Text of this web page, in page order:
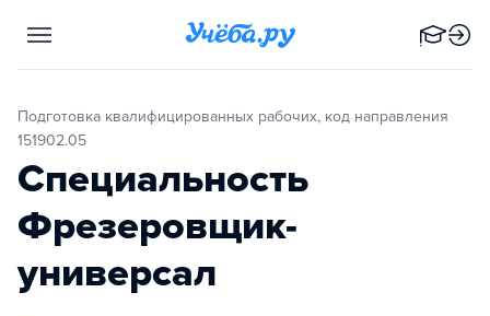
Подготовка квалифицированных рабочих, код направления
151902.05
Специальность
Фрезеровщик-
универсал